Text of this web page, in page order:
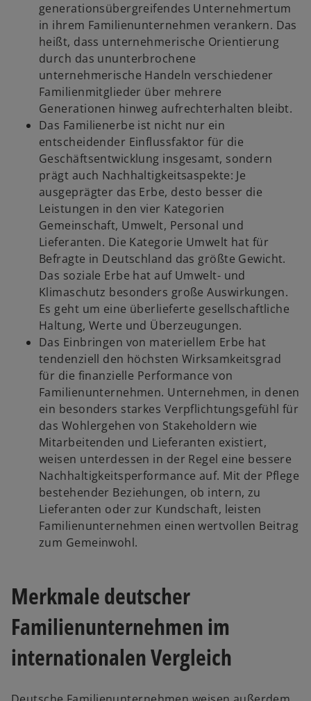
generationsübergreifendes Unternehmertum
in ihrem Familienunternehmen verankern. Das
heißt, dass unternehmerische Orientierung
durch das ununterbrochene
unternehmerische Handeln verschiedener
Familienmitglieder über mehrere
Generationen hinweg aufrechterhalten bleibt.
Das Familienerbe ist nicht nur ein
entscheidender Einflussfaktor für die
Geschäftsentwicklung insgesamt, sondern
prägt auch Nachhaltigkeitsaspekte: Je
ausgeprägter das Erbe, desto besser die
Leistungen in den vier Kategorien
Gemeinschaft, Umwelt, Personal und
Lieferanten. Die Kategorie Umwelt hat für
Befragte in Deutschland das größte Gewicht.
Das soziale Erbe hat auf Umwelt- und
Klimaschutz besonders große Auswirkungen.
Es geht um eine überlieferte gesellschaftliche
Haltung, Werte und Überzeugungen.
Das Einbringen von materiellem Erbe hat
tendenziell den höchsten Wirksamkeitsgrad
für die finanzielle Performance von
Familienunternehmen. Unternehmen, in denen
ein besonders starkes Verpflichtungsgefühl für
das Wohlergehen von Stakeholdern wie
Mitarbeitenden und Lieferanten existiert,
weisen unterdessen in der Regel eine bessere
Nachhaltigkeitsperformance auf. Mit der Pflege
bestehender Beziehungen, ob intern, zu
Lieferanten oder zur Kundschaft, leisten
Familienunternehmen einen wertvollen Beitrag
zum Gemeinwohl.
Merkmale deutscher
Familienunternehmen im
internationalen Vergleich